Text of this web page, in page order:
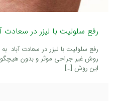
رفع سلولیت با لیزر در سعادت
رفع سلولیت با لیزر در سعادت آباد
روش غیر جراحی موثر و بدون
این روش […]